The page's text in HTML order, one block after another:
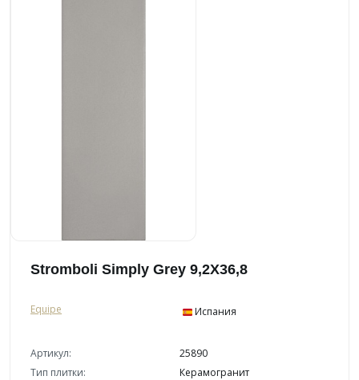
Stromboli Simply Grey 9,2X36,8
Equipe Испания
Артикул:
25890
Тип плитки:
Керамогранит